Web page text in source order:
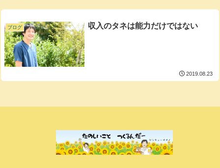
ブログ 収入のタネは能力だけではない
2019.08.23